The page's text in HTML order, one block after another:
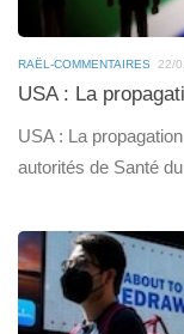
RAËL-COMMENTAIRES 22/
USA : La
USA : La
autorités de Santé